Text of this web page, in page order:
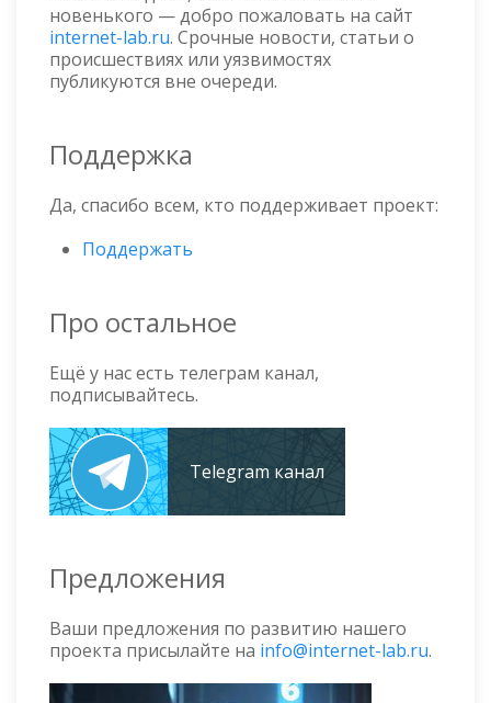
новенького — добро пожаловать на сайт
internet-lab.ru. Срочные новости, статьи о
происшествиях или уязвимостях
публикуются вне очереди.
Поддержка
Да, спасибо всем, кто поддерживает проект:
Поддержать
Про остальное
Ещё у нас есть телеграм канал,
подписывайтесь.
Telegram канал
Предложения
Ваши предложения по развитию нашего
проекта присылайте на info@internet-lab.ru.